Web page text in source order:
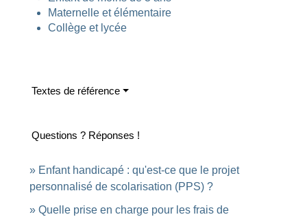
Maternelle et élémentaire
Collège et lycée
Textes de référence
Questions ? Réponses !
Enfant handicapé : qu'est-ce que le projet
personnalisé de scolarisation (PPS) ?
Quelle prise en charge pour les frais de